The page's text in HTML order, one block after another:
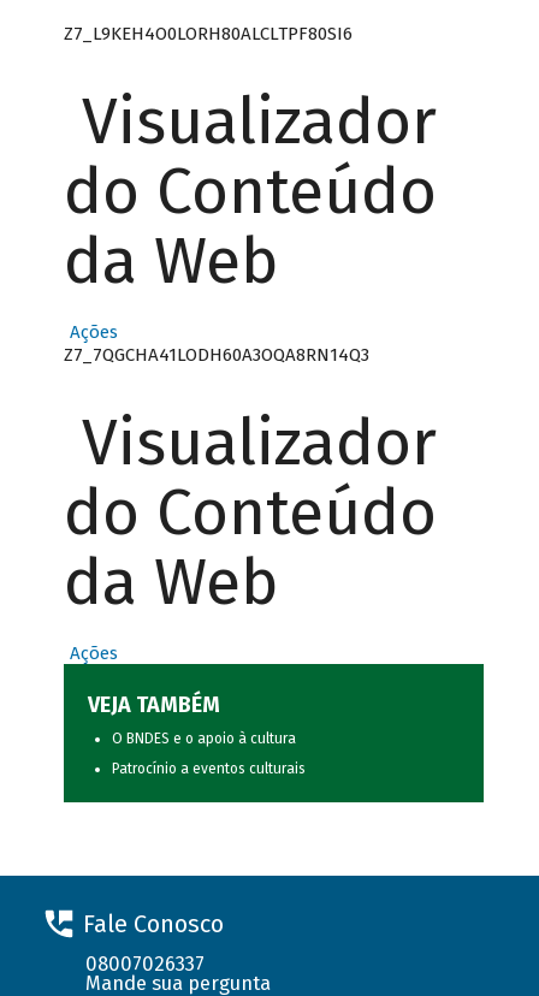
Z7_L9KEH4O0LORH80ALCLTPF80SI6
Visualizador
do Conteúdo
da Web
Ações
Z7_7QGCHA41LODH60A3OQA8RN14Q3
Visualizador
do Conteúdo
da Web
Ações
VEJA TAMBÉM
O BNDES e o apoio à cultura
Patrocínio a eventos culturais
Fale Conosco
08007026337
Mande sua pergunta